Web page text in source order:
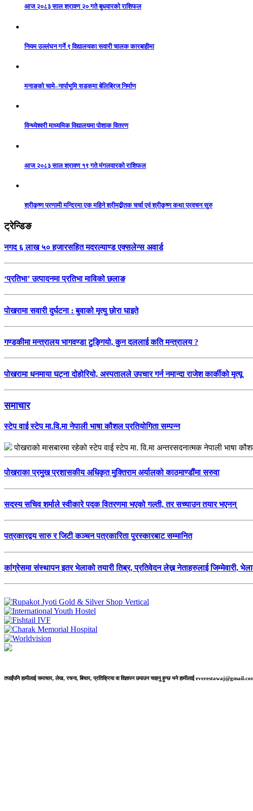
आज २०८३ साल श्रावण २० गते बुधवारको राशिफल
नियम उल्लंघन गर्ने ९ विद्यालयका सवारी चालक कारबाहीमा
मनाङको चामे–नार्पाभूमि सडकमा बेलिब्रिज निर्माण
विन्ध्येश्वरी माध्यमिक विद्यालयमा पोशाक वितरण
आज २०८३ साल श्रावण १९ गते मंगलवारको राशिफल
श्रीकृष्ण प्रणामी मन्दिरमा एक महिने श्रीमद्बीतक चर्चा एवं श्रीकृष्ण कथा प्रवचन सुरु
ट्रेन्डिङ
नगद ६ लाख ५० हजारसहित मदरल्याण्ड एक्सलेन्स अवार्ड
‘प्रतिभा’ उत्पादनमा प्रतिभा माविको छलाङ
पोखरामा सवारी दुर्घटना : बुवाको मृत्यु छोरा घाइते
गण्डकीमा मन्त्रालय भागवण्डा टुङ्गियो, कुन दललाई कति मन्त्रालय ?
पोखरामा धनमाया घट्ना दोहोरियो, अस्पतालले उपचार गर्न नमान्दा राजेश कार्कीको मृत्यू
समाचार
स्टेप वाई स्टेप मा.वि.मा नेपाली भाषा कौशल प्रतियोगिता सम्पन्न
पोखराको मासबारमा रहेको स्टेप वाई स्टेप मा. वि.मा अन्तरसदनात्मक नेपाली भाषा
पोखराका प्रमुख प्रशासकीय अधिकृत मुक्तिराम अर्यालको काठमाण्डौंमा सरुवा
सदस्य सचिव शर्माले स्वीकारे पदक वितरणमा भएको गल्ती, तर सच्याउन तयार भएनन्
पत्रकारद्वय सारु र जिटी कञ्चन पत्रकारिता पुरस्कारबाट सम्मानित
कांग्रेसमा संस्थापन इतर भेलाको तयारी तिब्र, प्रतिवेदन लेख्न नेताहरुलाई जिम्मेवारी,
तपाईंपनि हामीलाई समाचार, लेख, रचना, बिचार, प्रतिक्रिया वा विज्ञापन छपाउन चाहनु हुन्छ भने हामीलाई